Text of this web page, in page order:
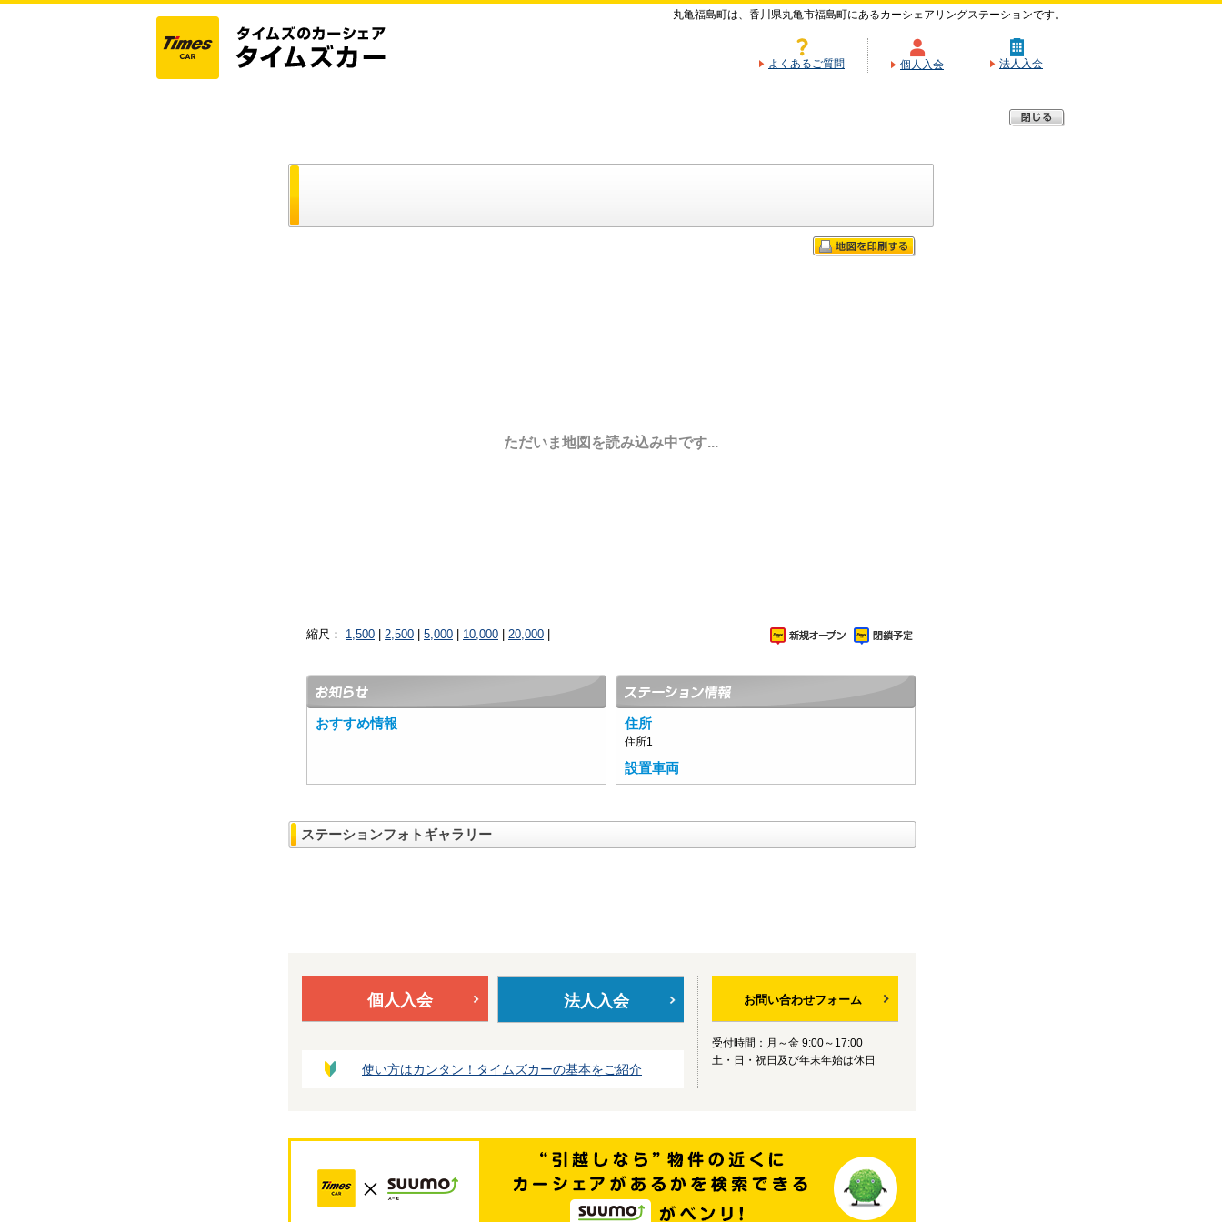
丸亀福島町は、香川県丸亀市福島町にあるカーシェアリングステーションです。
よくあるご質問 個人入会 法人入会
ただいま地図を読み込み中です...
縮尺： 1,500 2,500 5,000 10,000 20,000
おすすめ情報 住所
住所1
設置車両
ステーションフォトギャラリー
個人入会 法人入会
使い方はカンタン！タイムズカーの基本をご紹介
お問い合わせフォーム
受付時間：月～金 9:00～17:00
土・日・祝日及び年末年始は休日